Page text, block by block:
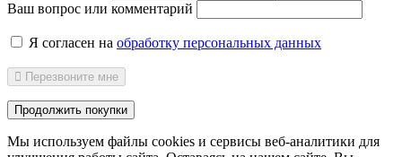
Ваш вопрос или комментарий
Я согласен на обработку персональных данных
Перезвоните мне
Продолжить покупки
Мы используем файлы cookies и сервисы веб-аналитики для